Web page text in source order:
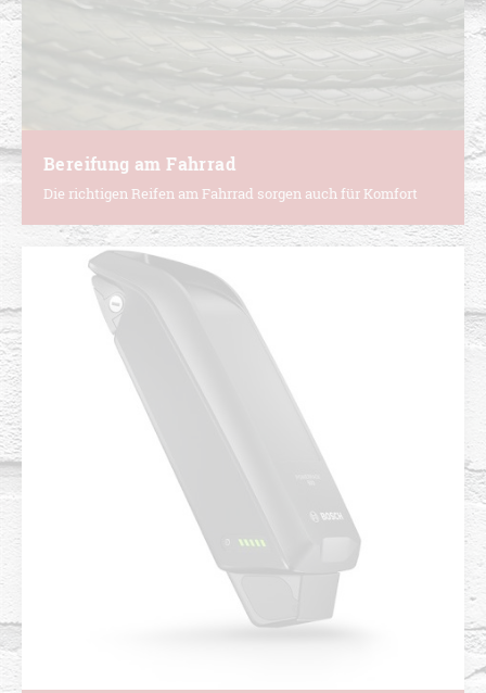
Bereifung am Fahrrad
Die richtigen Reifen am Fahrrad sorgen auch für Komfort